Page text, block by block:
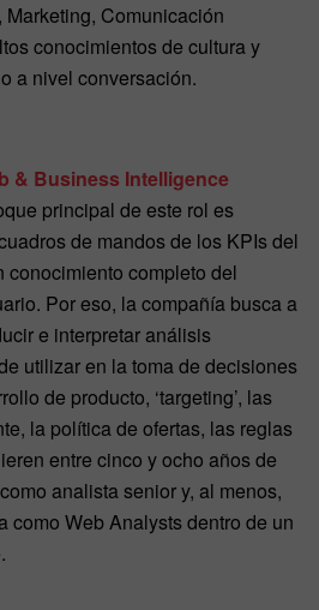
Comunicación
conocimientos de cultura y
a nivel conversación.
& Business Intelligence
principal de este rol es
de mandos de los KPIs del
conocimiento completo del
Por eso, la compañía busca a
e interpretar análisis
utilizar en la toma de decisiones
de producto, ‘targeting’, las
la política de ofertas, las reglas
entre cinco y ocho años de
analista senior y, al menos,
como Web Analysts dentro de un